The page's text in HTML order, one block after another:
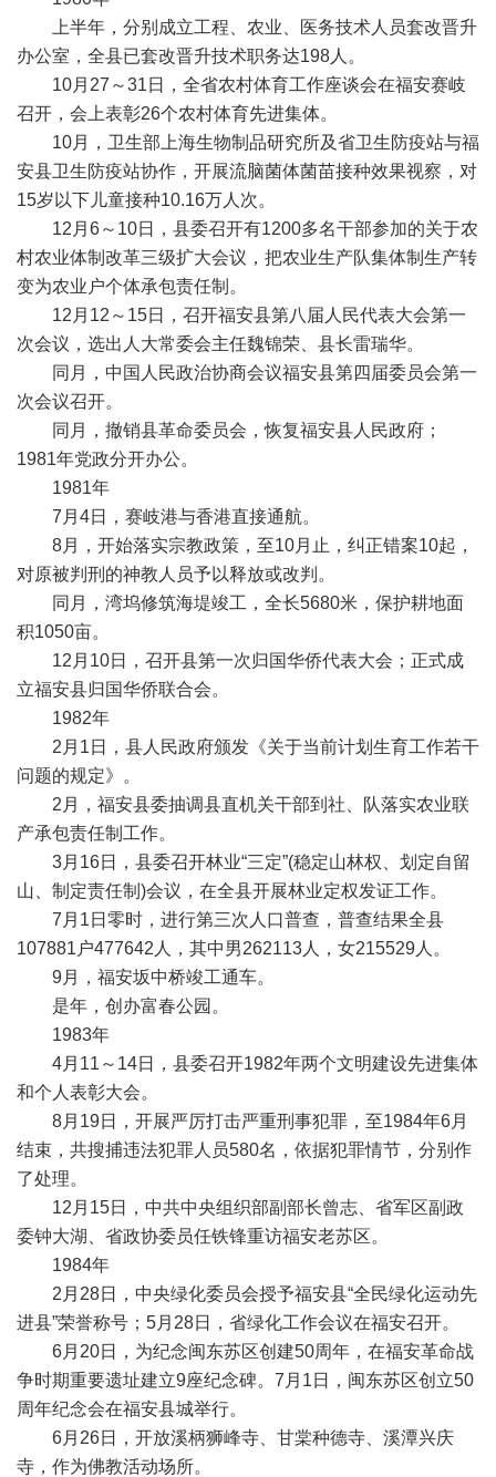
上半年，分别成立工程、农业、医务技术人员套改晋升
办公室，全县已套改晋升技术职务达198人。
10月27～31日，全省农村体育工作座谈会在福安赛岐
召开，会上表彰26个农村体育先进集体。
10月，卫生部上海生物制品研究所及省卫生防疫站与福
安县卫生防疫站协作，开展流脑菌体菌苗接种效果视察，对
15岁以下儿童接种10.16万人次。
12月6～10日，县委召开有1200多名干部参加的关于农
村农业体制改革三级扩大会议，把农业生产队集体制生产转
变为农业户个体承包责任制。
12月12～15日，召开福安县第八届人民代表大会第一
次会议，选出人大常委会主任魏锦荣、县长雷瑞华。
同月，中国人民政治协商会议福安县第四届委员会第一
次会议召开。
同月，撤销县革命委员会，恢复福安县人民政府；
1981年党政分开办公。
1981年
7月4日，赛岐港与香港直接通航。
8月，开始落实宗教政策，至10月止，纠正错案10起，
对原被判刑的神教人员予以释放或改判。
同月，湾坞修筑海堤竣工，全长5680米，保护耕地面
积1050亩。
12月10日，召开县第一次归国华侨代表大会；正式成
立福安县归国华侨联合会。
1982年
2月1日，县人民政府颁发《关于当前计划生育工作若干
问题的规定》。
2月，福安县委抽调县直机关干部到社、队落实农业联
产承包责任制工作。
3月16日，县委召开林业“三定”(稳定山林权、划定自留
山、制定责任制)会议，在全县开展林业定权发证工作。
7月1日零时，进行第三次人口普查，普查结果全县
107881户477642人，其中男262113人，女215529人。
9月，福安坂中桥竣工通车。
是年，创办富春公园。
1983年
4月11～14日，县委召开1982年两个文明建设先进集体
和个人表彰大会。
8月19日，开展严厉打击严重刑事犯罪，至1984年6月
结束，共搜捕违法犯罪人员580名，依据犯罪情节，分别作
了处理。
12月15日，中共中央组织部副部长曾志、省军区副政
委钟大湖、省政协委员任铁锋重访福安老苏区。
1984年
2月28日，中央绿化委员会授予福安县“全民绿化运动先
进县”荣誉称号；5月28日，省绿化工作会议在福安召开。
6月20日，为纪念闽东苏区创建50周年，在福安革命战
争时期重要遗址建立9座纪念碑。7月1日，闽东苏区创立50
周年纪念会在福安县城举行。
6月26日，开放溪柄狮峰寺、甘棠种德寺、溪潭兴庆
寺，作为佛教活动场所。